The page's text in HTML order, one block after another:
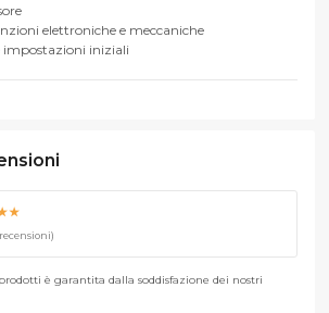
elettroniche e meccaniche
impostazioni iniziali
è garantita dalla soddisfazione dei nostri